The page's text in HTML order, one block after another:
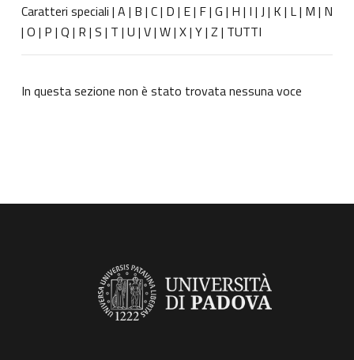
Caratteri speciali | A | B | C| D | E| F| G | H | I | J | K | L| M | N
| O | P | Q | R | S | T | U | V| W| X| Y| Z | TUTTI
In questa sezione non è stato trovata nessuna voce